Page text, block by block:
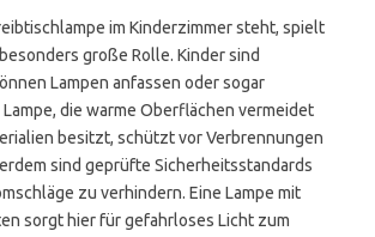
im Kinderzimmer steht, spielt
große Rolle. Kinder sind
Lampen anfassen oder sogar
die warme Oberflächen vermeidet
besitzt, schützt vor Verbrennungen
sind geprüfte Sicherheitsstandards
zu verhindern. Eine Lampe mit
sorgt hier für gefahrloses Licht zum